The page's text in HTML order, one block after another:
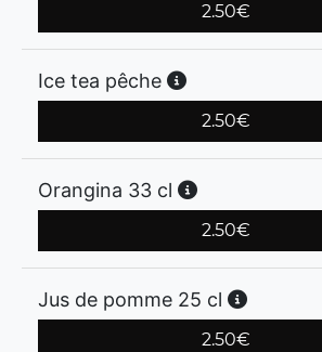
2.50€
Ice tea pêche
2.50€
Orangina 33 cl
2.50€
Jus de pomme 25 cl
2.50€